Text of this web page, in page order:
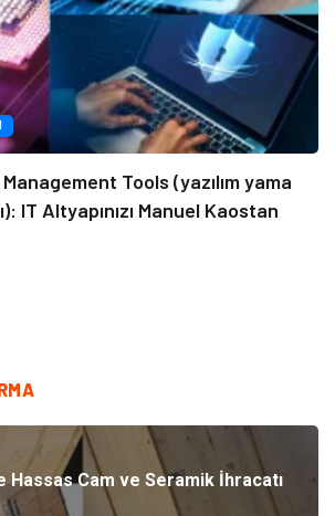
Tools (yazılım yama
IT Altyapınızı Manuel Kaostan
Hassas Cam ve Seramik İhracatı